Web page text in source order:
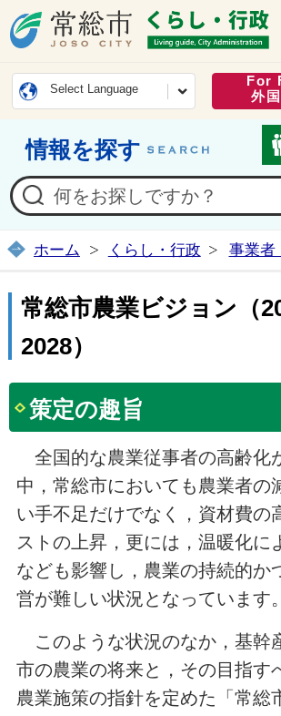
常総市公
Select Language
For
外
情報を探す
ホーム くらし・行政 事業者
常総市農業ビジョン（
2028）
策定の趣旨
全国的な農業従事者の高齢化
中，常総市においても農業者の
い手不足だけでなく，資材費の
ストの上昇，更には，温暖化に
なども影響し，農業の持続的か
営が難しい状況となっています。
このような状況のなか，基幹
市の農業の将来と，その目指す
農業施策の指針を定めた「常総